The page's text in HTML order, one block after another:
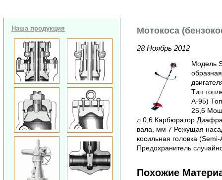
Наша продукция Мотокоса
28 Ноябрь 2012
Модель
Тип
А-95)
25,6
л 0,6 Карбюратор
вала, мм 7 Режущая
косильная головка
Предохранитель
Похожие